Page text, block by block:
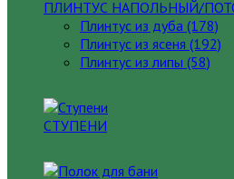
ПЛИНТУС НАПОЛЬНЫЙ/
Плинтус из дуба (178)
Плинтус из ясеня (192)
Плинтус из липы (58)
СТУПЕНИ